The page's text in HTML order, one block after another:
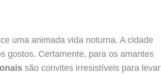
uma animada vida noturna. A cidade
gostos. Certamente, para os amantes
são convites irresistíveis para levar